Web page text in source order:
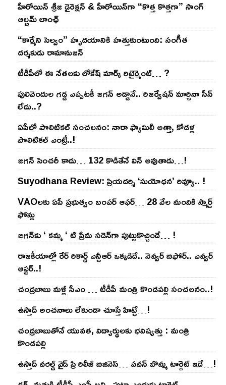
హీరోయిన్ శ్రీజ డైరెక్ష‌న్ & హీరోయిన్‌గా “కొత్త కొత్తగా” సాంగ్
ఆల్బమ్ లాంఛ్
“కార్మేని సెల్వం” హృదయానికి హత్తుకుంటుంది: సంగీత
దర్శకుడు రామానుజన్
టీడీపీలో ఈ నేత‌ల‌కు లోకేష్ మార్క్ రిటైర్మెంట్‌… ?
పులివెందుల గ‌డ్డ ఎప్ప‌ట‌కీ జ‌గ‌న్ అడ్డానే.. రిజ‌ర్వేష‌న్ మార్చినా సీన్
లేదు..?
ఏపీలో పొలిటిక‌ల్ సంచ‌ల‌నం: నారా ఫ్యామిలీ అత్తా, కోడ‌ళ్ల
పొలిటికల్ ఎంట్రీ..!
జ‌గ‌న్ సెంచ‌రీ కాదు… 132 కొడితేనే విన్ అవుతాడు…!
Suyodhana Review: ప్రియదర్శి ‘సుయోధన’ రివ్యూ.. !
VAOల‌కు ఏపీ ప్ర‌భుత్వం బంప‌ర్ ఆఫ‌ర్‌… 28 వేల మందికి స్మార్ట్
ఫోన్లు
జ‌గ‌న్‌కు ‘ క‌మ్మ ‘ టి ప్రేమ స‌డెన్‌గా పుట్టుకొచ్చిందే… !
రాజ‌కీయాల్లో రేర్ రికార్డ్ ఎన్టీఆర్ ఒక్క‌డిదే.. నెవ్వ‌ర్ బిఫోర్‌.. ఎవ్వ‌ర్
ఆఫ్ట‌ర్‌..!
చంద్ర‌బాబు మ‌ళ్లీ సీఎం … టీడీపీ మంత్రి కొండ‌ప‌ల్లి సంచ‌ల‌నం..!
ఉస్తాద్ అంచ‌నాలు లేకుండా చూస్తే హిట్టే…!
చంద్ర‌బాబుతోనే యువ‌త‌, విద్యార్థుల‌కు భ‌విష్య‌త్తు : మంత్రి
కొండ‌ప‌ల్లి
ఉస్తాద్ వ‌ర‌ల్డ్ వైడ్ ప్రి రిలీజ్ బిజినెస్‌… ప‌వ‌న్ బొమ్మ టార్గెట్ ఇదే…!